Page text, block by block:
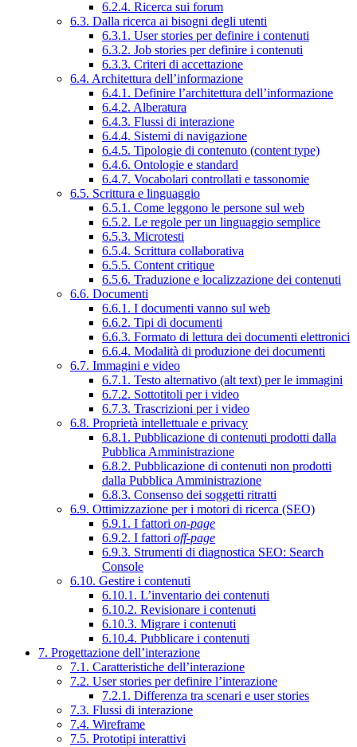
6.2.4. Ricerca sui forum
6.3. Dalla ricerca ai bisogni degli utenti
6.3.1. User stories per definire i contenuti
6.3.2. Job stories per definire i contenuti
6.3.3. Criteri di accettazione
6.4. Architettura dell’informazione
6.4.1. Definire l’architettura dell’informazione
6.4.2. Alberatura
6.4.3. Flussi di interazione
6.4.4. Sistemi di navigazione
6.4.5. Tipologie di contenuto (content type)
6.4.6. Ontologie e standard
6.4.7. Vocabolari controllati e tassonomie
6.5. Scrittura e linguaggio
6.5.1. Come leggono le persone sul web
6.5.2. Le regole per un linguaggio semplice
6.5.3. Microtesti
6.5.4. Scrittura collaborativa
6.5.5. Content critique
6.5.6. Traduzione e localizzazione dei contenuti
6.6. Documenti
6.6.1. I documenti vanno sul web
6.6.2. Tipi di documenti
6.6.3. Formato di lettura dei documenti elettronici
6.6.4. Modalità di produzione dei documenti
6.7. Immagini e video
6.7.1. Testo alternativo (alt text) per le immagini
6.7.2. Sottotitoli per i video
6.7.3. Trascrizioni per i video
6.8. Proprietà intellettuale e privacy
6.8.1. Pubblicazione di contenuti prodotti dalla
Pubblica Amministrazione
6.8.2. Pubblicazione di contenuti non prodotti
dalla Pubblica Amministrazione
6.8.3. Consenso dei soggetti ritratti
6.9. Ottimizzazione per i motori di ricerca (SEO)
6.9.1. I fattori on-page
6.9.2. I fattori off-page
6.9.3. Strumenti di diagnostica SEO: Search
Console
6.10. Gestire i contenuti
6.10.1. L’inventario dei contenuti
6.10.2. Revisionare i contenuti
6.10.3. Migrare i contenuti
6.10.4. Pubblicare i contenuti
7. Progettazione dell’interazione
7.1. Caratteristiche dell’interazione
7.2. User stories per definire l’interazione
7.2.1. Differenza tra scenari e user stories
7.3. Flussi di interazione
7.4. Wireframe
7.5. Prototipi interattivi